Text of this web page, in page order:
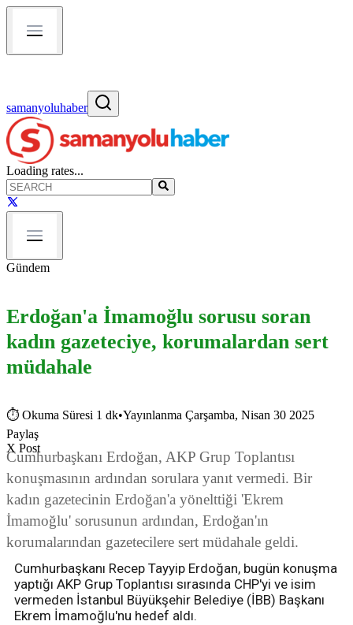
samanyoluhaber
Loading rates...
Gündem
Erdoğan'a İmamoğlu sorusu soran
kadın gazeteciye, korumalardan sert
müdahale
⏱ Okuma Süresi 1 dk•Yayınlanma Çarşamba, Nisan 30 2025
Paylaş
X Post
Cumhurbaşkanı Erdoğan, AKP Grup Toplantısı
konuşmasının ardından sorulara yanıt vermedi. Bir
kadın gazetecinin Erdoğan'a yönelttiği 'Ekrem
İmamoğlu' sorusunun ardından, Erdoğan'ın
korumalarından gazetecilere sert müdahale geldi.
Cumhurbaşkanı Recep Tayyip Erdoğan, bugün konuşma
yaptığı AKP Grup Toplantısı sırasında CHP'yi ve isim
vermeden İstanbul Büyükşehir Belediye (İBB) Başkanı
Ekrem İmamoğlu'nu hedef aldı.